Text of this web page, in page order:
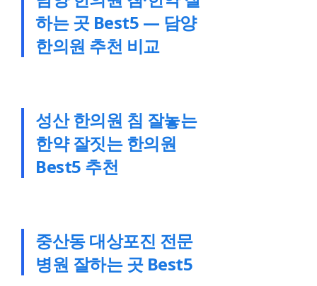
하는 곳 Best5 — 담양
한의원 추천 비교
성산 한의원 침 잘놓는
한약 잘짓는 한의원
Best5 추천
중산동 대상포진 전문
병원 잘하는 곳 Best5